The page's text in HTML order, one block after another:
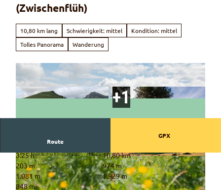
(Zwischenflüh)
10,80 km lang Schwierigkeit: mittel
Kondition: mittel
Tolles Panorama
Wanderung
© Céline Perren, Naturpark Diemtigtal © Martin Wymann, Naturpark Diemtigtal
Route
GPX
3:25 h
10,80 km
203 m
974 m
1.081 m
1.929 m
848 m